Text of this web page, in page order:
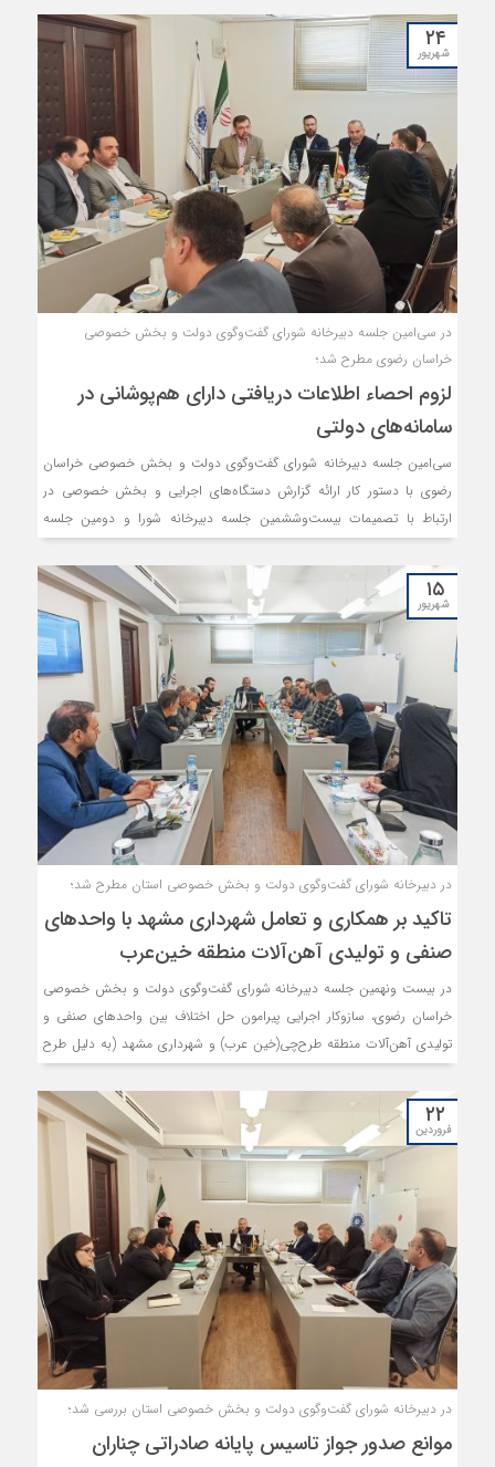
میراث فرهنگی و شرکت آب منطقه‌ای و «نحوه محاسبه عوارض کسب و پیشه
و علل افزایش هزینه‌های جمع آوری پسماند واحدهای اقامتی، پذیرایی و
اصناف (رسته کارواش)» برگزار شد.
۲۴
شهریور
در سی‌امین جلسه دبیرخانه شورای گفت‌وگوی دولت و بخش خصوصی
خراسان رضوی مطرح شد؛
لزوم احصاء اطلاعات دریافتی دارای هم‌پوشانی در
سامانه‌های دولتی
سی‌امین جلسه دبیرخانه شورای گفت‌وگوی دولت و بخش خصوصی خراسان
رضوی با دستور کار ارائه گزارش دستگاه‌های اجرایی و بخش خصوصی در
ارتباط با تصمیمات بیست‌و‌ششمین جلسه دبیرخانه شورا و دومین جلسه
سامانه‌ها و اتخاذ تصمیمات نهایی در این زمینه برای طرح در جلسه شورا و
پیگیری‌های ملی برگزار شد.
۱۵
شهریور
در دبیرخانه شورای گفت‌وگوی دولت و بخش خصوصی استان مطرح شد؛
تاکید بر همکاری و تعامل شهرداری مشهد با واحد‌های
صنفی و تولیدی آهن‌آلات منطقه خین‌عرب
در بیست ونهمین جلسه دبیرخانه شورای گفت‌وگوی دولت و بخش خصوصی
خراسان رضوی، سازوکار اجرایی پیرامون حل اختلاف بین واحدهای صنفی و
تولیدی آهن‌آلات منطقه طرح‌چی(خین عرب) و شهرداری مشهد (به دلیل طرح
تفضیلی عوارض ورود به محدوده)، طرح و بررسی گردید.
۲۲
فروردین
در دبیرخانه شورای گفت‌وگوی دولت و بخش خصوصی استان بررسی شد؛
موانع صدور جواز تاسیس پایانه صادراتی چناران